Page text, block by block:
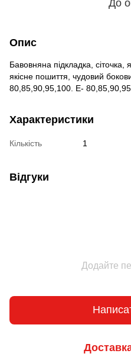
До
Опис
Бавовняна підкладка,
якісне пошиття, чудовий
80,85,90,95,100. Е-
Характеристики
Кількість 1
Відгуки
Додайте